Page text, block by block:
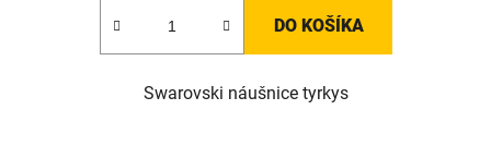
DO KOŠÍKA
Swarovski náušnice tyrkys